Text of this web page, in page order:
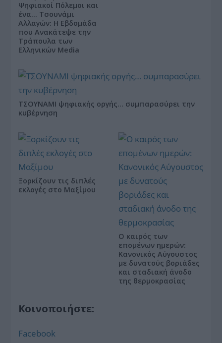
Ψηφιακοί Πόλεμοι και
ένα… Τσουνάμι
Αλλαγών: Η Εβδομάδα
που Ανακάτεψε την
Τράπουλα των
Ελληνικών Media
ΤΣΟΥΝΑΜΙ ψηφιακής οργής… συμπαρασύρει την
κυβέρνηση
Ξορκίζουν τις διπλές
εκλογές στο Μαξίμου
Ο καιρός των
επομένων ημερών:
Κανονικός Αύγουστος
με δυνατούς βοριάδες
και σταδιακή άνοδο
της θερμοκρασίας
Κοινοποιήστε:
Facebook